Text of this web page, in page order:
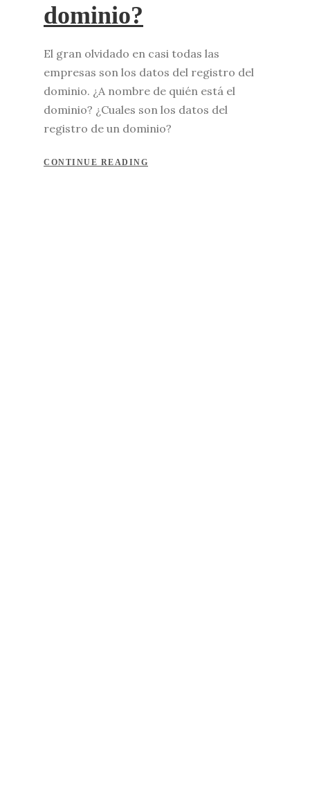
dominio?
El gran olvidado en casi todas las
empresas son los datos del registro del
dominio. ¿A nombre de quién está el
dominio? ¿Cuales son los datos del
registro de un dominio?
CONTINUE READING